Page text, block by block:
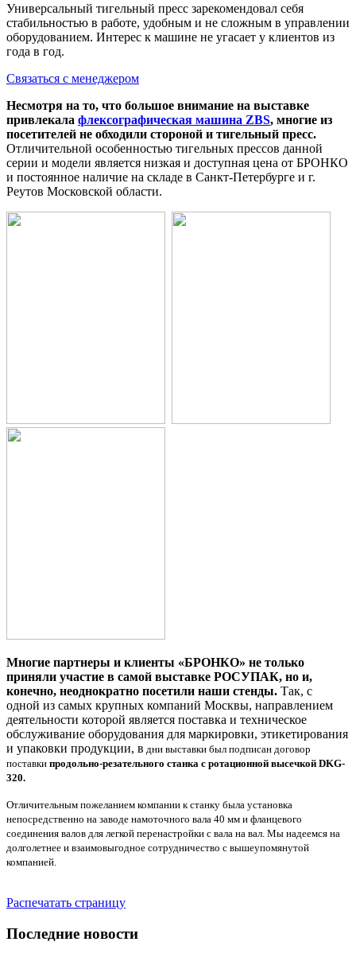
Универсальный тигельный пресс зарекомендовал себя
стабильностью в работе, удобным и не сложным в управлении
оборудованием. Интерес к машине не угасает у клиентов из
года в год.
Связаться с менеджером
Несмотря на то, что большое внимание на выставке
привлекала флексографическая машина ZBS, многие из
посетителей не обходили стороной и тигельный пресс.
Отличительной особенностью тигельных прессов данной
серии и модели является низкая и доступная цена от БРОНКО
и постоянное наличие на складе в Санкт-Петербурге и г.
Реутов Московской области.
Многие партнеры и клиенты «БРОНКО» не только
приняли участие в самой выставке РОСУПАК, но и,
конечно, неоднократно посетили наши стенды. Так, с
одной из самых крупных компаний Москвы, направлением
деятельности которой является поставка и техническое
обслуживание оборудования для маркировки, этикетирования
и упаковки продукции, в дни выставки был подписан договор
поставки продольно-резательного станка с ротационной высечкой DKG-
320.
Отличительным пожеланием компании к станку была установка
непосредственно на заводе намоточного вала 40 мм и фланцевого
соединения валов для легкой перенастройки с вала на вал. Мы надеемся на
долголетнее и взаимовыгодное сотрудничество с вышеупомянутой
компанией.
Распечатать страницу
Последние новости